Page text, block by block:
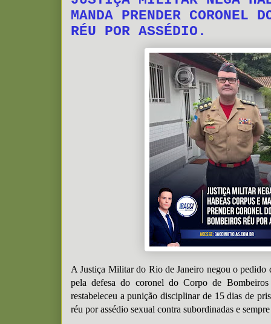
MANDA PRENDER CORONEL
RÉU POR ASSÉDIO.
A Justiça Militar do Rio de Janeiro negou o pedido
pela defesa do coronel do Corpo de
restabeleceu a punição disciplinar de 15 dias de
réu por assédio sexual contra subordinadas e